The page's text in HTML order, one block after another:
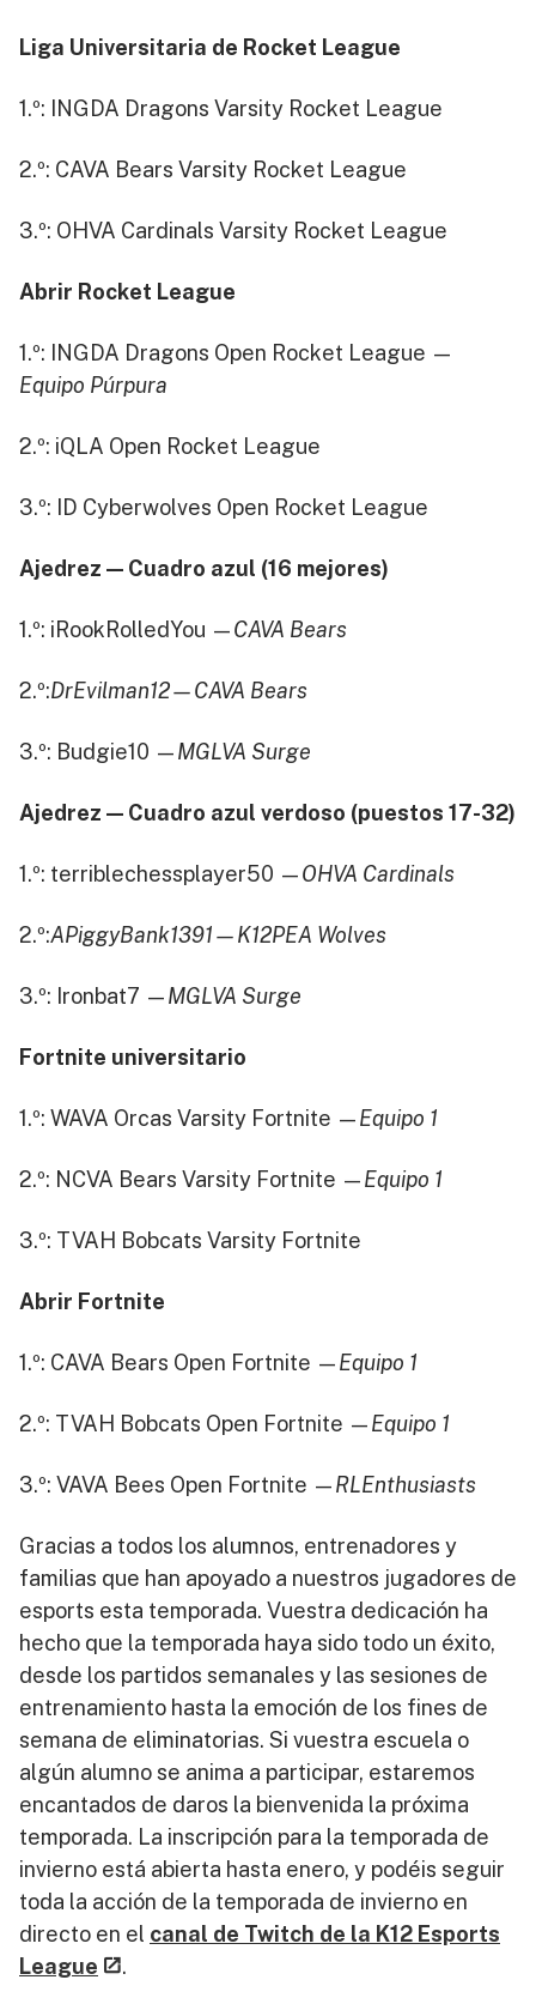
Liga Universitaria de Rocket League
1.º: INGDA Dragons Varsity Rocket League
2.º: CAVA Bears Varsity Rocket League
3.º: OHVA Cardinals Varsity Rocket League
Abrir Rocket League
1.º: INGDA Dragons Open Rocket League —
Equipo Púrpura
2.º: iQLA Open Rocket League
3.º: ID Cyberwolves Open Rocket League
Ajedrez — Cuadro azul (16 mejores)
1.º: iRookRolledYou —CAVA Bears
2.º:DrEvilman12—CAVA Bears
3.º: Budgie10 —MGLVA Surge
Ajedrez — Cuadro azul verdoso (puestos 17-32)
1.º: terriblechessplayer50 —OHVA Cardinals
2.º:APiggyBank1391—K12PEA Wolves
3.º: Ironbat7 —MGLVA Surge
Fortnite universitario
1.º: WAVA Orcas Varsity Fortnite —Equipo 1
2.º: NCVA Bears Varsity Fortnite —Equipo 1
3.º: TVAH Bobcats Varsity Fortnite
Abrir Fortnite
1.º: CAVA Bears Open Fortnite —Equipo 1
2.º: TVAH Bobcats Open Fortnite —Equipo 1
3.º: VAVA Bees Open Fortnite —RLEnthusiasts
Gracias a todos los alumnos, entrenadores y
familias que han apoyado a nuestros jugadores de
esports esta temporada. Vuestra dedicación ha
hecho que la temporada haya sido todo un éxito,
desde los partidos semanales y las sesiones de
entrenamiento hasta la emoción de los fines de
semana de eliminatorias. Si vuestra escuela o
algún alumno se anima a participar, estaremos
encantados de daros la bienvenida la próxima
temporada. La inscripción para la temporada de
invierno está abierta hasta enero, y podéis seguir
toda la acción de la temporada de invierno en
directo en el canal de Twitch de la K12 Esports
League
.